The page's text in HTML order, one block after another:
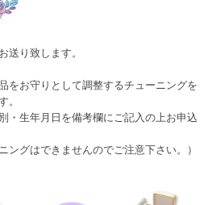
送り致します。
をお守りとして調整するチューニングを
。
・生年月日を備考欄にご記入の上お申込
ングはできませんのでご注意下さい。）